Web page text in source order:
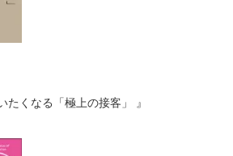
たくなる「極上の接客」 』